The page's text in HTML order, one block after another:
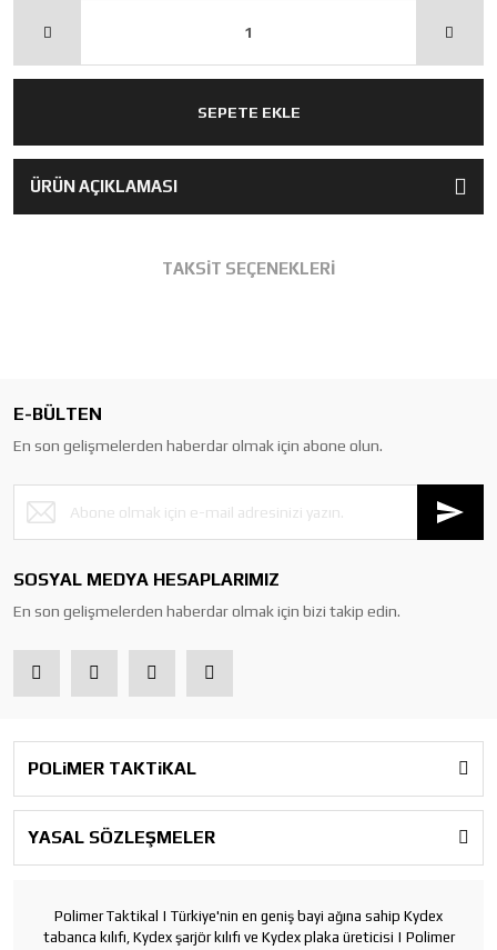
SEPETE EKLE
ÜRÜN AÇIKLAMASI
TAKSİT SEÇENEKLERİ
E-BÜLTEN
En son gelişmelerden haberdar olmak için abone olun.
SOSYAL MEDYA HESAPLARIMIZ
En son gelişmelerden haberdar olmak için bizi takip edin.
POLiMER TAKTiKAL
YASAL SÖZLEŞMELER
Polimer Taktikal | Türkiye'nin en geniş bayi ağına sahip Kydex
tabanca kılıfı, Kydex şarjör kılıfı ve Kydex plaka üreticisi | Polimer